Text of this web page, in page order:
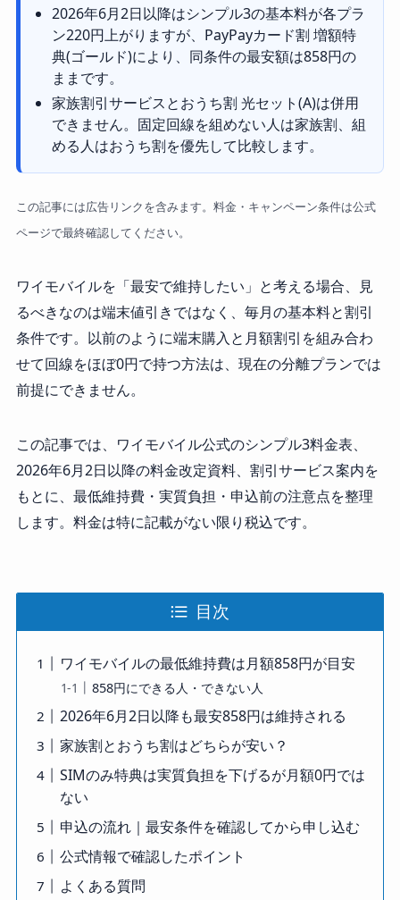
2026年6月2日以降はシンプル3の基本料が各プラ
ン220円上がりますが、PayPayカード割 増額特
典(ゴールド)により、同条件の最安額は858円の
ままです。
家族割引サービスとおうち割 光セット(A)は併用
できません。固定回線を組めない人は家族割、組
める人はおうち割を優先して比較します。
この記事には広告リンクを含みます。料金・キャンペーン条件は公式
ページで最終確認してください。
ワイモバイルを「最安で維持したい」と考える場合、見
るべきなのは端末値引きではなく、毎月の基本料と割引
条件です。以前のように端末購入と月額割引を組み合わ
せて回線をほぼ0円で持つ方法は、現在の分離プランでは
前提にできません。
この記事では、ワイモバイル公式のシンプル3料金表、
2026年6月2日以降の料金改定資料、割引サービス案内を
もとに、最低維持費・実質負担・申込前の注意点を整理
します。料金は特に記載がない限り税込です。
目次
ワイモバイルの最低維持費は月額858円が目安
858円にできる人・できない人
2026年6月2日以降も最安858円は維持される
家族割とおうち割はどちらが安い？
SIMのみ特典は実質負担を下げるが月額0円では
ない
申込の流れ｜最安条件を確認してから申し込む
公式情報で確認したポイント
よくある質問